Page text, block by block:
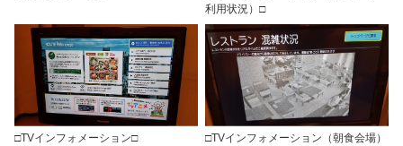
利用状況）□
□TVインフォメーション□
□TVインフォメーション（朝食会場）